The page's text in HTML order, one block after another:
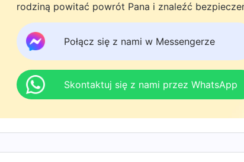
rodziną powitać powrót Pana i znaleźć
Bożą ochroną, kliknij WhatsAppa lub Messengera,
do naszej grupy studyjnej. Nie odkładaj tego do
Połącz się z nami w Messengerze
Skontaktuj się z nami przez WhatsApp